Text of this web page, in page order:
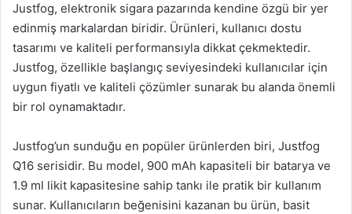
Justfog, elektronik sigara pazarında kendine özgü bir yer
edinmiş markalardan biridir. Ürünleri, kullanıcı dostu
tasarımı ve kaliteli performansıyla dikkat çekmektedir.
Justfog, özellikle başlangıç seviyesindeki kullanıcılar için
uygun fiyatlı ve kaliteli çözümler sunarak bu alanda önemli
bir rol oynamaktadır.
Justfog’un sunduğu en popüler ürünlerden biri, Justfog
Q16 serisidir. Bu model, 900 mAh kapasiteli bir batarya ve
1.9 ml likit kapasitesine sahip tankı ile pratik bir kullanım
sunar. Kullanıcıların beğenisini kazanan bu ürün, basit